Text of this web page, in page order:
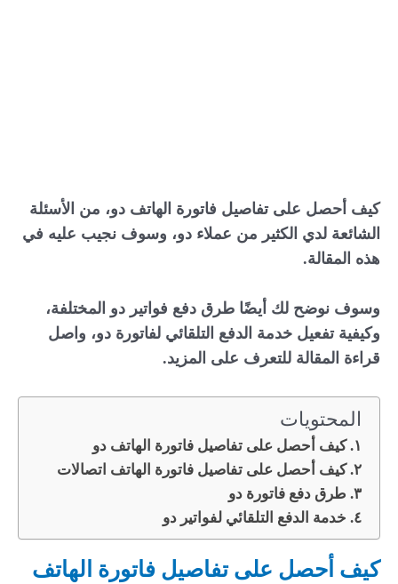
كيف أحصل على تفاصيل فاتورة الهاتف دو، من الأسئلة
الشائعة لدي الكثير من عملاء دو، وسوف نجيب عليه في
هذه المقالة.
وسوف نوضح لك أيضًا طرق دفع فواتير دو المختلفة،
وكيفية تفعيل خدمة الدفع التلقائي لفاتورة دو، واصل
قراءة المقالة للتعرف على المزيد.
المحتويات
كيف أحصل على تفاصيل فاتورة الهاتف دو
كيف أحصل على تفاصيل فاتورة الهاتف اتصالات
طرق دفع فاتورة دو
خدمة الدفع التلقائي لفواتير دو
كيف أحصل على تفاصيل فاتورة الهاتف